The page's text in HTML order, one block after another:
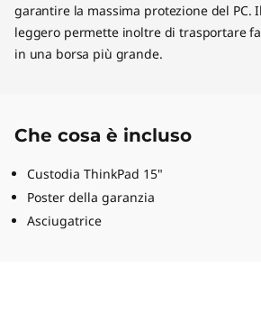
garantire la massima protezione del PC.
leggero permette inoltre di trasportare
in una borsa più grande.
Che cosa è incluso
Custodia ThinkPad 15"
Poster della garanzia
Asciugatrice